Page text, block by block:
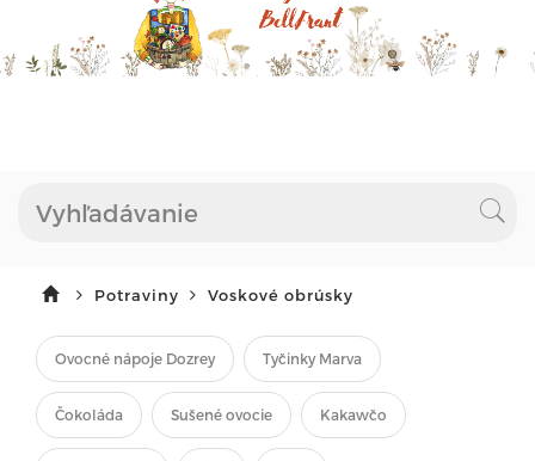
Potraviny Voskové obrúsky
Ovocné nápoje Dozrey Tyčinky Marva
Čokoláda Sušené ovocie Kakawčo